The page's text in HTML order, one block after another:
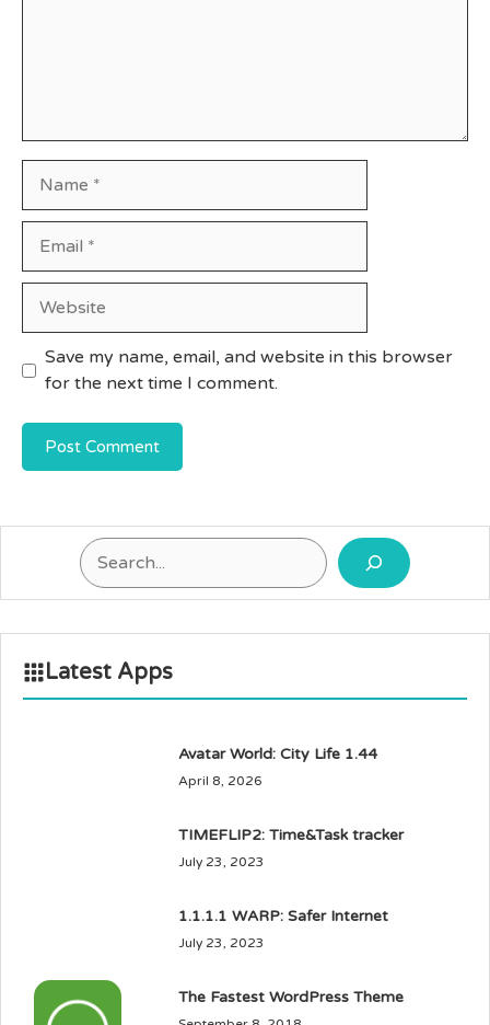
Save my name, email, and website in this browser
for the next time I comment.
Search
Latest Apps
Avatar World: City Life 1.44
April 8, 2026
TIMEFLIP2: Time&Task tracker
July 23, 2023
1.1.1.1 WARP: Safer Internet
July 23, 2023
The Fastest WordPress Theme